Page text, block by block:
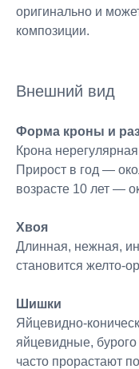
оригинально и
композиции.
Внешний вид
Форма кроны и
Крона
Прирост в год —
возрасте 10 лет —
Хвоя
Длинная, нежная,
становится желто-
Шишки
Яйцевидно-
яйцевидные,
часто прорастают